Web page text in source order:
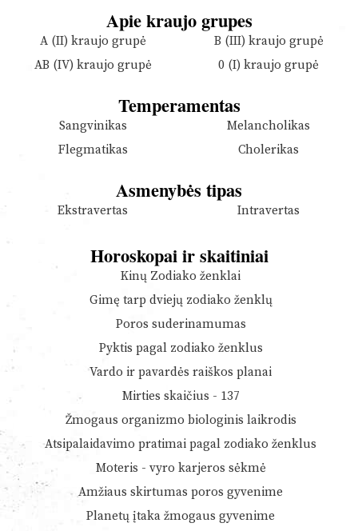
Apie kraujo grupes
A (II) kraujo grupė
B (III) kraujo grupė
AB (IV) kraujo grupė
0 (I) kraujo grupė
Temperamentas
Sangvinikas
Melancholikas
Flegmatikas
Cholerikas
Asmenybės tipas
Ekstravertas Intravertas
Horoskopai ir skaitiniai
Kinų Zodiako ženklai
Gimę tarp dviejų zodiako ženklų
Poros suderinamumas
Pyktis pagal zodiako ženklus
Vardo ir pavardės raiškos planai
Mirties skaičius - 137
Žmogaus organizmo biologinis laikrodis
Atsipalaidavimo pratimai pagal zodiako ženklus
Moteris - vyro karjeros sėkmė
Amžiaus skirtumas poros gyvenime
Planetų įtaka žmogaus gyvenime